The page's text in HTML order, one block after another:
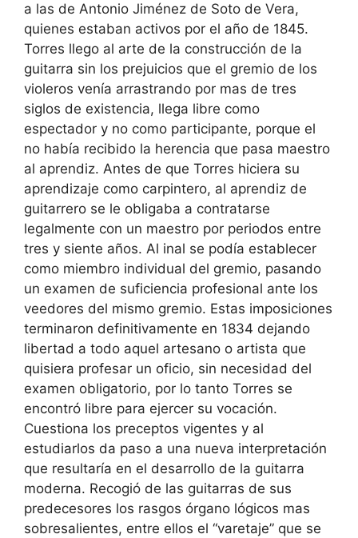
a las de Antonio Jiménez de Soto de Vera,
quienes estaban activos por el año de 1845.
Torres llego al arte de la construcción de la
guitarra sin los prejuicios que el gremio de los
violeros venía arrastrando por mas de tres
siglos de existencia, llega libre como
espectador y no como participante, porque el
no había recibido la herencia que pasa maestro
al aprendiz. Antes de que Torres hiciera su
aprendizaje como carpintero, al aprendiz de
guitarrero se le obligaba a contratarse
legalmente con un maestro por periodos entre
tres y siente años. Al inal se podía establecer
como miembro individual del gremio, pasando
un examen de suficiencia profesional ante los
veedores del mismo gremio. Estas imposiciones
terminaron definitivamente en 1834 dejando
libertad a todo aquel artesano o artista que
quisiera profesar un oficio, sin necesidad del
examen obligatorio, por lo tanto Torres se
encontró libre para ejercer su vocación.
Cuestiona los preceptos vigentes y al
estudiarlos da paso a una nueva interpretación
que resultaría en el desarrollo de la guitarra
moderna. Recogió de las guitarras de sus
predecesores los rasgos órgano lógicos mas
sobresalientes, entre ellos el “varetaje” que se